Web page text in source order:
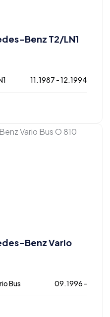
Benz T2/LN1
11.1987 - 12.1994
Benz Vario
Bus 09.1996 -